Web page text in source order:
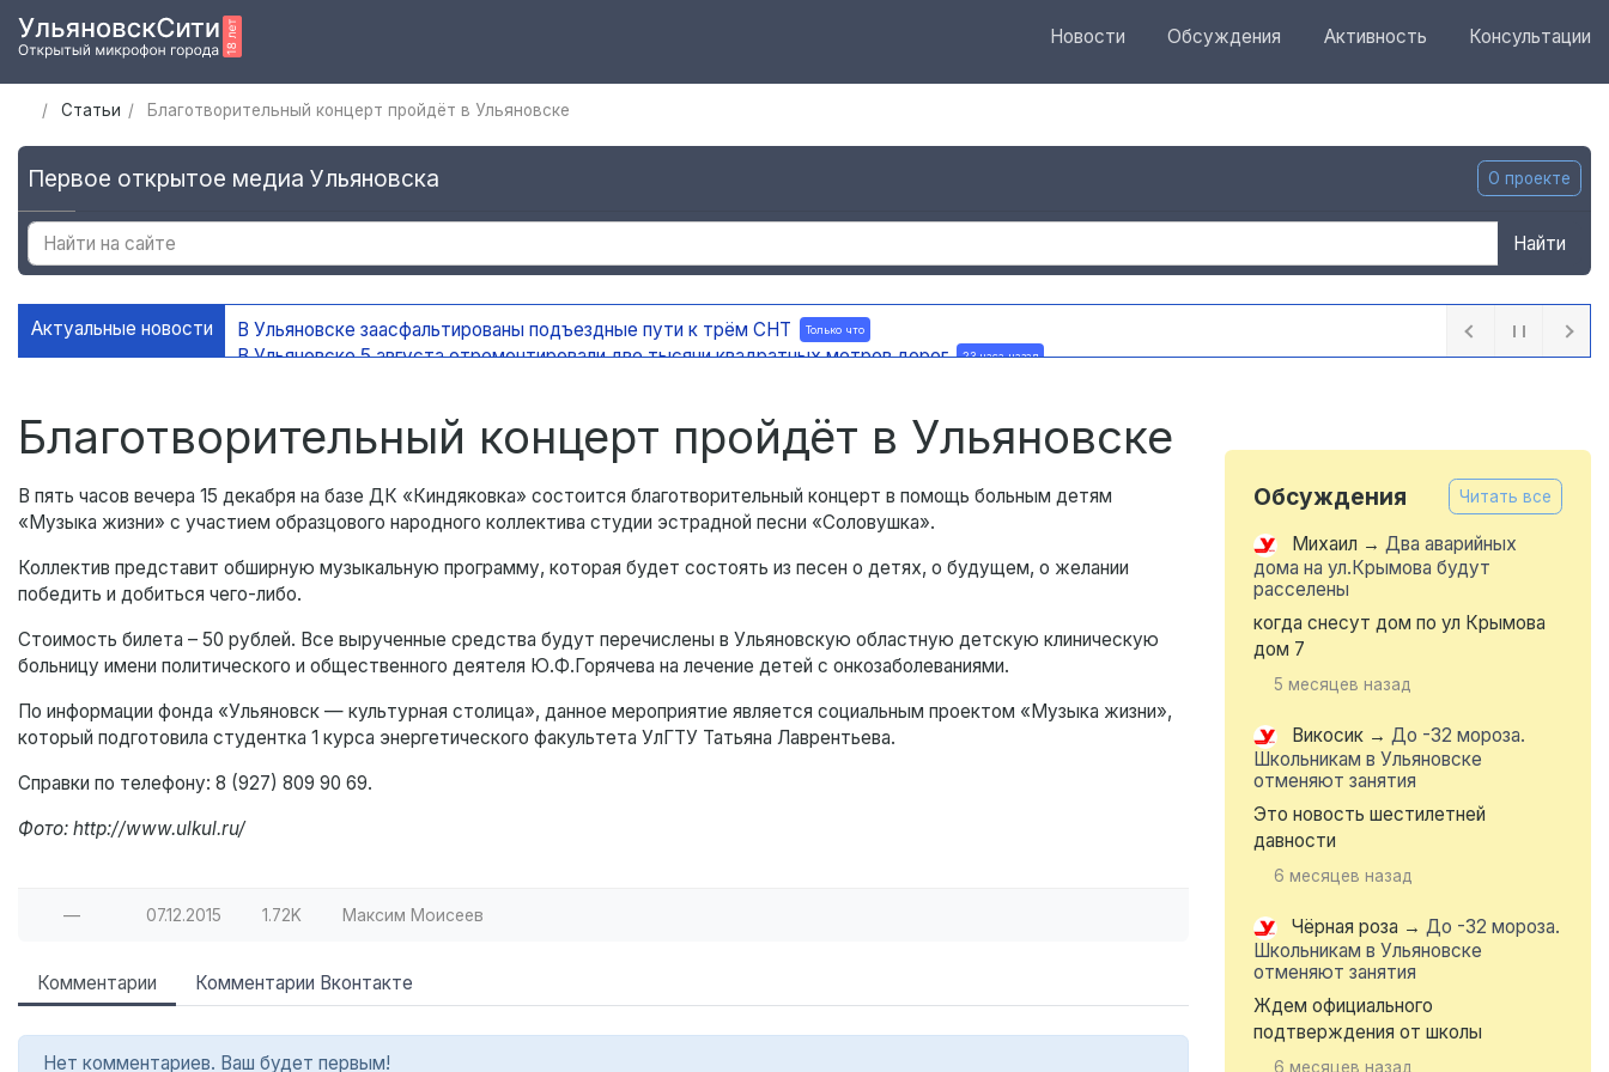
Новости Обсуждения Активность Консультации
Статьи Благотворительный концерт пройдёт в Ульяновске
Первое открытое медиа Ульяновска О проекте
Найти
Актуальные новости В Ульяновске заасфальтированы подъездные пути к трём СНТ Только что
В Ульяновске 5 августа отремонтировали две тысячи квадратных метров дорог 23 часа назад
Благотворительный концерт пройдёт в Ульяновске
В пять часов вечера 15 декабря на базе ДК «Киндяковка» состоится благотворительный концерт в помощь больным детям
«Музыка жизни» с участием образцового народного коллектива студии эстрадной песни «Соловушка».
Коллектив представит обширную музыкальную программу, которая будет состоять из песен о детях, о будущем, о желании
победить и добиться чего-либо.
Стоимость билета – 50 рублей. Все вырученные средства будут перечислены в Ульяновскую областную детскую клиническую
больницу имени политического и общественного деятеля Ю.Ф.Горячева на лечение детей с онкозаболеваниями.
По информации фонда «Ульяновск — культурная столица», данное мероприятие является социальным проектом «Музыка жизни»,
который подготовила студентка 1 курса энергетического факультета УлГТУ Татьяна Лаврентьева.
Справки по телефону: 8 (927) 809 90 69.
Фото: http://www.ulkul.ru/
— 07.12.2015 1.72K Максим Моисеев
Комментарии Комментарии Вконтакте
Нет комментариев. Ваш будет первым!
Обсуждения Читать все
Михаил → Два аварийных
дома на ул.Крымова будут
расселены
когда снесут дом по ул Крымова
дом 7
5 месяцев назад
Викосик → До -32 мороза.
Школьникам в Ульяновске
отменяют занятия
Это новость шестилетней
давности
6 месяцев назад
Чёрная роза → До -32 мороза.
Школьникам в Ульяновске
отменяют занятия
Ждем официального
подтверждения от школы
6 месяцев назад